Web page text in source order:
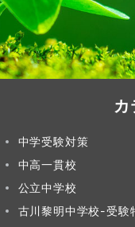
カ
中学受験対策
中高一貫校
公立中学校
古川黎明中学校-受験